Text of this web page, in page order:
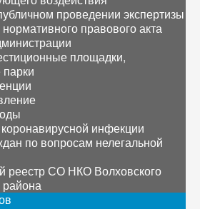
проведении экспертизы
правового акта
площадки,
инфекции
по вопросам нелегальной
реестр СО НКО Волховского
района